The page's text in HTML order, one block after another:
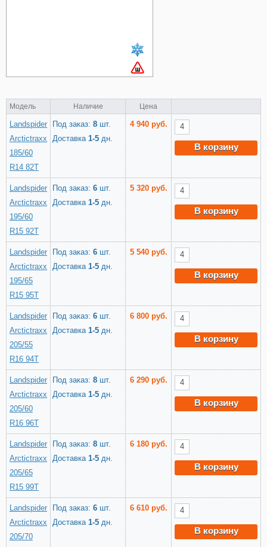
Модель Наличие Цена
Landspider
Arctictraxx
185/60
R14 82T
Под заказ: 8 шт.
Доставка 1-5 дн.
4 940 руб.
В корзину
Landspider
Arctictraxx
195/60
R15 92T
Под заказ: 6 шт.
Доставка 1-5 дн.
5 320 руб.
В корзину
Landspider
Arctictraxx
195/65
R15 95T
Под заказ: 6 шт.
Доставка 1-5 дн.
5 540 руб.
В корзину
Landspider
Arctictraxx
205/55
R16 94T
Под заказ: 6 шт.
Доставка 1-5 дн.
6 800 руб.
В корзину
Landspider
Arctictraxx
205/60
R16 96T
Под заказ: 8 шт.
Доставка 1-5 дн.
6 290 руб.
В корзину
Landspider
Arctictraxx
205/65
R15 99T
Под заказ: 8 шт.
Доставка 1-5 дн.
6 180 руб.
В корзину
Landspider
Arctictraxx
205/70
Под заказ: 6 шт.
Доставка 1-5 дн.
6 610 руб.
В корзину